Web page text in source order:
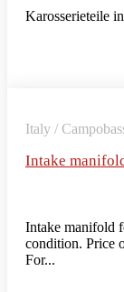
Karosserieteile
Italy /
Intake
Intake manifold
condition. Price
For...